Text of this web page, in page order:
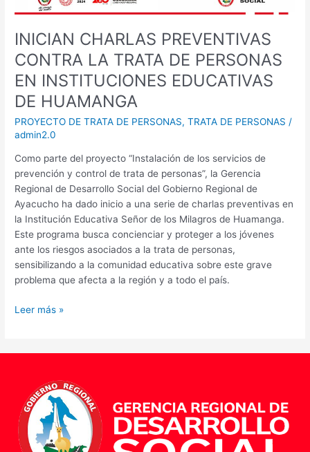
INICIAN CHARLAS PREVENTIVAS
CONTRA LA TRATA DE PERSONAS
EN INSTITUCIONES EDUCATIVAS
DE HUAMANGA
PROYECTO DE TRATA DE PERSONAS,TRATA DE PERSONAS /
admin2.0
Como parte del proyecto “Instalación de los servicios de
prevención y control de trata de personas”, la Gerencia
Regional de Desarrollo Social del Gobierno Regional de
Ayacucho ha dado inicio a una serie de charlas preventivas en
la Institución Educativa Señor de los Milagros de Huamanga.
Este programa busca concienciar y proteger a los jóvenes
ante los riesgos asociados a la trata de personas,
sensibilizando a la comunidad educativa sobre este grave
problema que afecta a la región y a todo el país.
EDUCATIVAS
HUAMANGA
Leer más »